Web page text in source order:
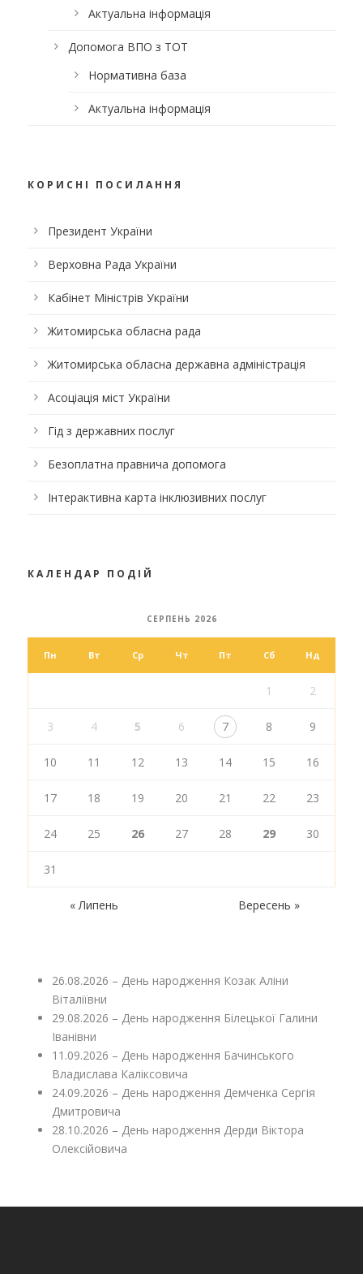
Актуальна інформація
Допомога ВПО з ТОТ
Нормативна база
Актуальна інформація
КОРИСНІ ПОСИЛАННЯ
Президент України
Верховна Рада України
Кабінет Міністрів України
Житомирська обласна рада
Житомирська обласна державна адміністрація
Асоціація міст України
Гід з державних послуг
Безоплатна правнича допомога
Інтерактивна карта інклюзивних послуг
КАЛЕНДАР ПОДІЙ
СЕРПЕНЬ 2026
Пн Вт Ср Чт Пт Сб Нд
1 2
3 4 5 6 7 8 9
10 11 12 13 14 15 16
17 18 19 20 21 22 23
24 25 26 27 28 29 30
31
« Липень Вересень »
26.08.2026 – День народження Козак Аліни
Віталіївни
29.08.2026 – День народження Білецької Галини
Іванівни
11.09.2026 – День народження Бачинського
Владислава Каліксовича
24.09.2026 – День народження Демченка Сергія
Дмитровича
28.10.2026 – День народження Дерди Віктора
Олексійовича